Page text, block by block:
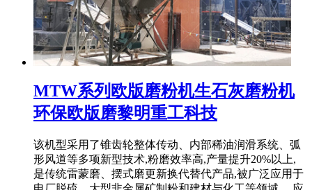
MTW系列欧版磨粉机生石灰磨粉机
环保欧版磨黎明重工科技
该机型采用了锥齿轮整体传动、内部稀油润滑系统、弧
形风道等多项新型技术,粉磨效率高,产量提升20%以上,
是传统雷蒙磨、摆式磨更新换代替代产品,被广泛应用于